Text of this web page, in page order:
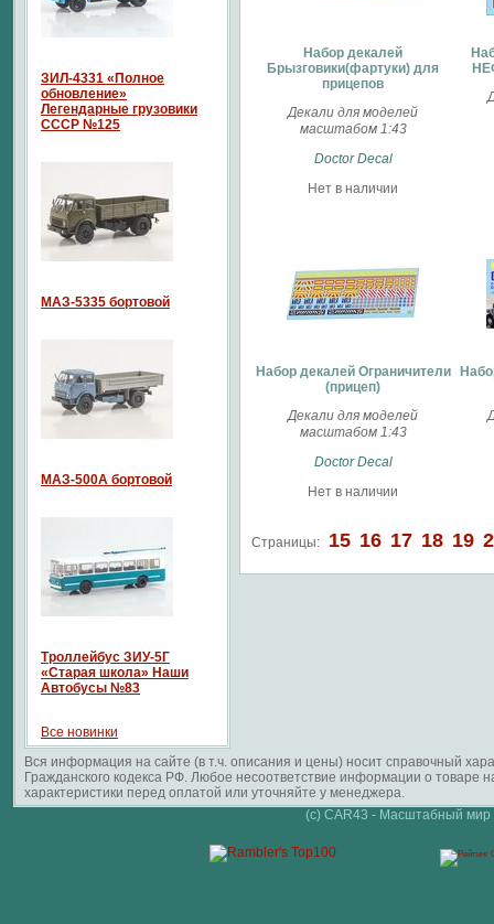
Набор декалей
Брызговики(фартуки) для
прицепов
Декали для моделей
масштабом 1:43
Doctor Decal
Нет в наличии
Набор декалей Ограничители
(прицеп)
Декали для моделей
масштабом 1:43
Doctor Decal
Нет в наличии
Страницы: 15 16 17 18 19
ЗИЛ-4331 «Полное
обновление»
Легендарные грузовики
СССР №125
МАЗ-5335 бортовой
МАЗ-500А бортовой
Троллейбус ЗИУ-5Г
«Старая школа» Наши
Автобусы №83
Все новинки
Вся информация на сайте (в т.ч. описания и цены) носит справочный
Гражданского кодекса РФ. Любое несоответствие информации о
характеристики перед оплатой или уточняйте у менеджера.
(c) CAR43 - Масштабный мир